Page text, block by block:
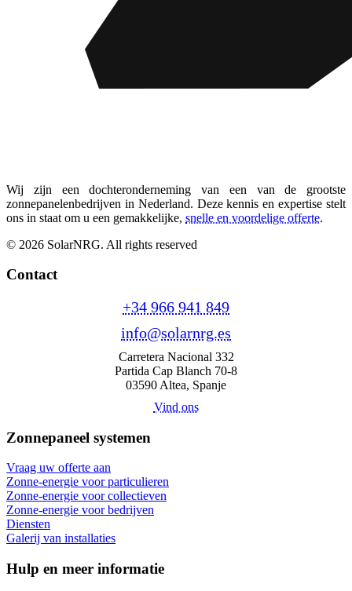
Wij zijn een dochteronderneming van een van de grootste
zonnepanelenbedrijven in Nederland. Deze kennis en expertise stelt
ons in staat om u een gemakkelijke, snelle en voordelige offerte.
© 2026 SolarNRG. All rights reserved
Contact
+34 966 941 849
info@solarnrg.es
Carretera Nacional 332
Partida Cap Blanch 70-8
03590 Altea, Spanje
Vind ons
Zonnepaneel systemen
Vraag uw offerte aan
Zonne-energie voor particulieren
Zonne-energie voor collectieven
Zonne-energie voor bedrijven
Diensten
Galerij van installaties
Hulp en meer informatie